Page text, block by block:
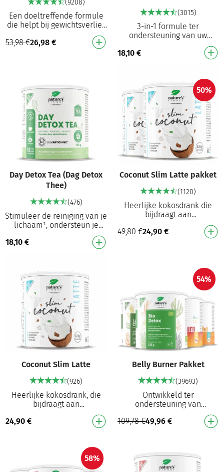
(9208)
Een doeltreffende formule
die helpt bij gewichtsverlies
Helpt bij het verwijderen van
vetreserves, wat bijdraagt
53,98€26,98€
(3015)
3-in-1 formule ter
ondersteuning van uw
gewichtsbeheersing¹, remt
18,10€
Day Detox Tea (Dag Detox
Thee)
(476)
Stimuleer de reiniging van je
lichaam¹, ondersteun je
lever¹ en bevorder het
gewichtsverlies³ – elke dag
18,10€
50%
Coconut Slim Latte pakket
(1120)
Heerlijke kokosdrank die
bijdraagt aan
artisjokextract en
brandnetelbladeren extract
49,80€24,90€
Coconut Slim Latte
(926)
Heerlijke kokosdrank, die
bijdraagt aan
artisjokextract en
brandnetelbladextract Met
24,90€
54%
Belly Burner Pakket
(39693)
Ontwikkeld ter
ondersteuning van
ontgifting³, levergezondheid¹
en meer. Liver Cleanse:
109,78€49,96€
58%